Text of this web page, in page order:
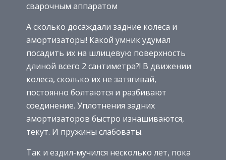
сварочным аппаратом
А сколько досаждали задние колеса и
амортизаторы! Какой умник удумал
посадить их на шлицевую поверхность
длиной всего 2 сантиметра?! В движении
колеса, сколько их не затягивай,
постоянно болтаются и разбивают
соединение. Уплотнения задних
амортизаторов быстро изнашиваются,
текут. И пружины слабоваты.
Так и ездил-мучился несколько лет, пока